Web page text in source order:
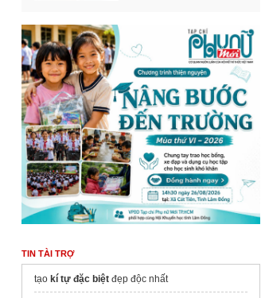
TIN TÀI TRỢ
tạo kí tự đặc biệt đẹp độc nhất